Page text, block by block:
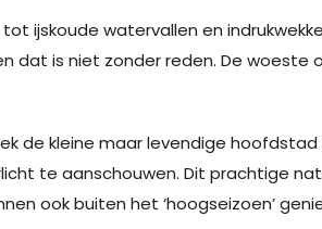
ijskoude watervallen en
dat is niet zonder reden. De
de kleine maar levendige hoofdstad
te aanschouwen. Dit prachtige
ook buiten het ‘hoogseizoen’